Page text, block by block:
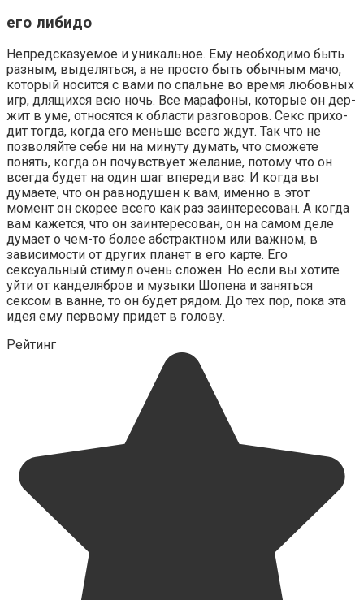
его либидо
Непредсказуемое и уникальное. Ему необходимо быть
разным, выделяться, а не просто быть обычным мачо,
который носится с вами по спальне во время любовных
игр, длящихся всю ночь. Все марафоны, которые он дер­
жит в уме, относятся к области разговоров. Секс прихо­
дит тогда, когда его меньше всего ждут. Так что не
позво­ляйте себе ни на минуту думать, что сможете
понять, ког­да он почувствует желание, потому что он
всегда будет на один шаг впереди вас. И когда вы
думаете, что он рав­нодушен к вам, именно в этот
момент он скорее всего как раз заинтересован. А когда
вам кажется, что он заинте­ресован, он на самом деле
думает о чем-то более абстрак­тном или важном, в
зависимости от других планет в его карте. Его
сексуальный стимул очень сложен. Но если вы хотите
уйти от канделябров и музыки Шопена и занять­ся
сексом в ванне, то он будет рядом. До тех пор, пока эта
идея ему первому придет в голову.
Рейтинг